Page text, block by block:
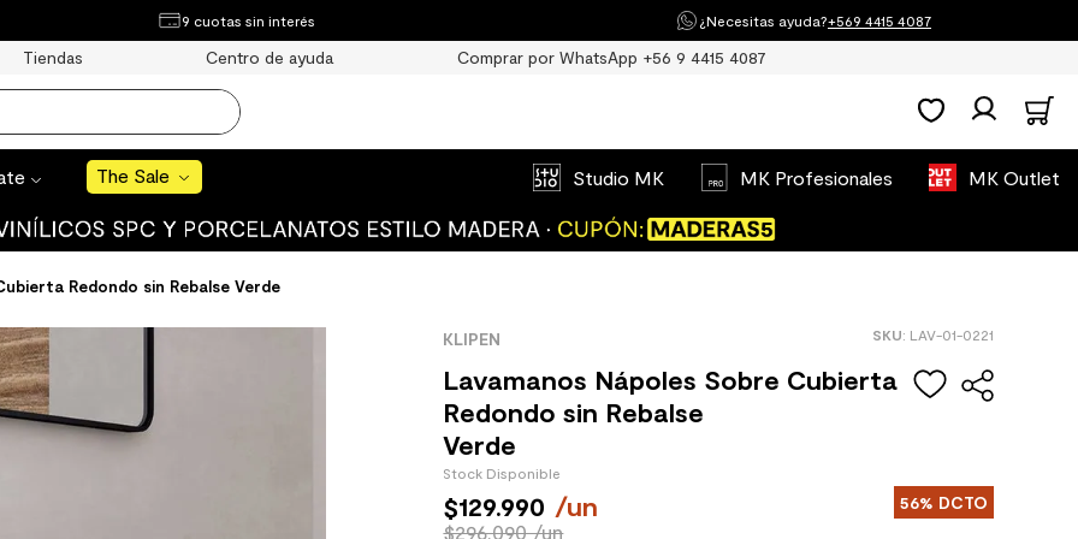
9 cuotas sin interés ¿Necesitas ayuda?+569 4415 4087
Tiendas Centro de ayuda Comprar por WhatsApp +56 9 4415 4087
The Sale Studio MK MK Profesionales MK Outlet
Sale
¿Qué estás buscando?
BUSCADOS
Redondo sin Rebalse Verde
KLIPEN : LAV-01-0221
Lavamanos Nápoles Sobre Cubierta
Redondo sin Rebalse
Verde
Stock Disponible
$129.990 /un 56% DCTO
$296.090 /un